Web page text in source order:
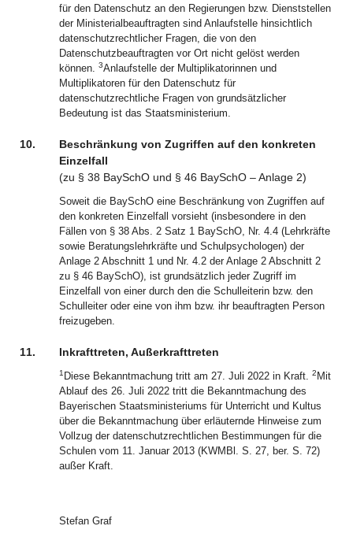
für den Datenschutz an den Regierungen bzw. Dienststellen
der Ministerialbeauftragten sind Anlaufstelle hinsichtlich
datenschutzrechtlicher Fragen, die von den
Datenschutzbeauftragten vor Ort nicht gelöst werden
können. 3Anlaufstelle der Multiplikatorinnen und
Multiplikatoren für den Datenschutz für
datenschutzrechtliche Fragen von grundsätzlicher
Bedeutung ist das Staatsministerium.
10.
Beschränkung von Zugriffen auf den konkreten
Einzelfall
(zu § 38 BaySchO und § 46 BaySchO –Anlage 2)
Soweit die BaySchO eine Beschränkung von Zugriffen auf
den konkreten Einzelfall vorsieht (insbesondere in den
Fällen von § 38 Abs. 2 Satz 1 BaySchO, Nr. 4.4 (Lehrkräfte
sowie Beratungslehrkräfte und Schulpsychologen) der
Anlage 2 Abschnitt 1 und Nr. 4.2 der Anlage 2 Abschnitt 2
zu § 46 BaySchO), ist grundsätzlich jeder Zugriff im
Einzelfall von einer durch den die Schulleiterin bzw. den
Schulleiter oder eine von ihm bzw. ihr beauftragten Person
freizugeben.
11. Inkrafttreten, Außerkrafttreten
1 Diese Bekanntmachung tritt am 27. Juli 2022 in Kraft. 2 Mit
Ablauf des 26. Juli 2022 tritt die Bekanntmachung des
Bayerischen Staatsministeriums für Unterricht und Kultus
über die Bekanntmachung über erläuternde Hinweise zum
Vollzug der datenschutzrechtlichen Bestimmungen für die
Schulen vom 11. Januar 2013 (KWMBl. S. 27, ber. S. 72)
außer Kraft.
Stefan Graf